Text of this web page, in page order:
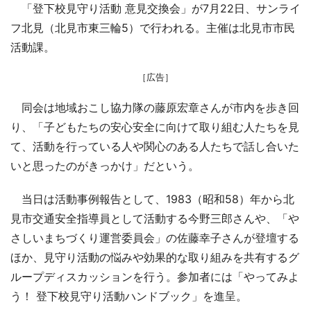
「登下校見守り活動 意見交換会」が7月22日、サンライ
フ北見（北見市東三輪5）で行われる。主催は北見市市民
活動課。
［広告］
同会は地域おこし協力隊の藤原宏章さんが市内を歩き回
り、「子どもたちの安心安全に向けて取り組む人たちを見
て、活動を行っている人や関心のある人たちで話し合いた
いと思ったのがきっかけ」だという。
当日は活動事例報告として、1983（昭和58）年から北
見市交通安全指導員として活動する今野三郎さんや、「や
さしいまちづくり運営委員会」の佐藤幸子さんが登壇する
ほか、見守り活動の悩みや効果的な取り組みを共有するグ
ループディスカッションを行う。参加者には「やってみよ
う！ 登下校見守り活動ハンドブック」を進呈。